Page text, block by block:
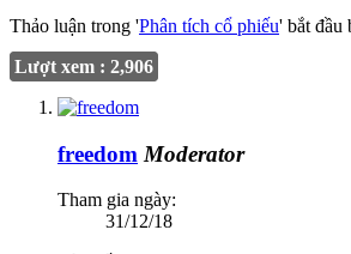
Thảo luận trong 'Phân tích cổ phiếu' bắt đầu
Lượt xem : 2,906
freedom Moderator
Tham gia ngày:
31/12/18